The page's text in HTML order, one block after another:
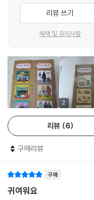
리뷰 쓰기
혜택 및 유의사항
2
리뷰 6
구매리뷰
구매
귀여워요